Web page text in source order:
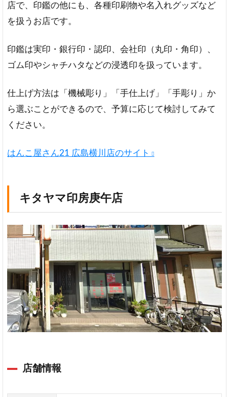
店で、印鑑の他にも、各種印刷物や名入れグッズなど
を扱うお店です。
印鑑は実印・銀行印・認印、会社印（丸印・角印）、
ゴム印やシャチハタなどの浸透印を扱っています。
仕上げ方法は「機械彫り」「手仕上げ」「手彫り」か
ら選ぶことができるので、予算に応じて検討してみて
ください。
はんこ屋さん21 広島横川店のサイト
キタヤマ印房庚午店
店舗情報